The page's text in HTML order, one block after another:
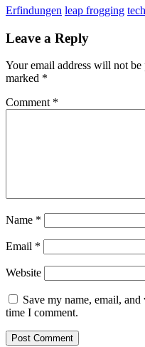
Erfindungen leap frogging
Leave a Reply
Your email address will not be
marked *
Comment *
Name *
Email *
Website
Save my name, email,
time I comment.